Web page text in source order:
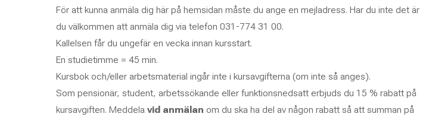
För att kunna anmäla dig här på hemsidan måste du ange en mejladress. Har du inte det är
du välkommen att anmäla dig via telefon 031-774 31 00.
Kallelsen får du ungefär en vecka innan kursstart.
En studietimme = 45 min.
Kursbok och/eller arbetsmaterial ingår inte i kursavgifterna (om inte så anges).
Som pensionär, student, arbetssökande eller funktionsnedsatt erbjuds du 15 % rabatt på
kursavgiften. Meddela vid anmälan om du ska ha del av någon rabatt så att summan på